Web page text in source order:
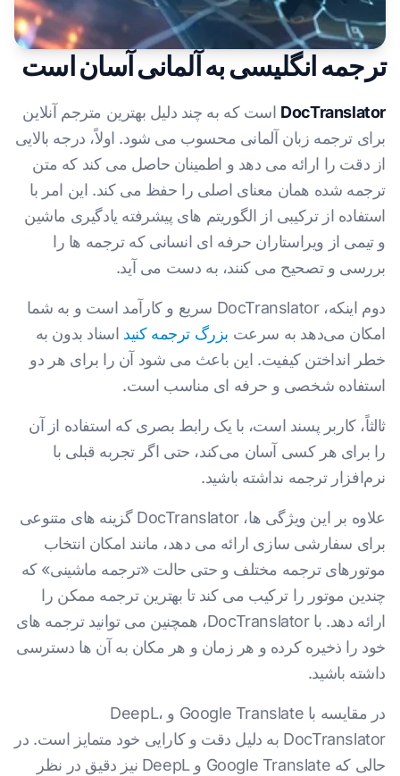
ترجمه انگلیسی به آلمانی آسان است
DocTranslator است که به چند دلیل بهترین مترجم آنلاین
برای ترجمه زبان آلمانی محسوب می شود. اولاً، درجه بالایی
از دقت را ارائه می دهد و اطمینان حاصل می کند که متن
ترجمه شده همان معنای اصلی را حفظ می کند. این امر با
استفاده از ترکیبی از الگوریتم های پیشرفته یادگیری ماشین
و تیمی از ویراستاران حرفه ای انسانی که ترجمه ها را
بررسی و تصحیح می کنند، به دست می آید.
دوم اینکه، DocTranslator سریع و کارآمد است و به شما
امکان می‌دهد به سرعت بزرگ ترجمه کنید اسناد بدون به
خطر انداختن کیفیت. این باعث می شود آن را برای هر دو
استفاده شخصی و حرفه ای مناسب است.
ثالثاً، کاربر پسند است، با یک رابط بصری که استفاده از آن
را برای هر کسی آسان می‌کند، حتی اگر تجربه قبلی با
نرم‌افزار ترجمه نداشته باشید.
علاوه بر این ویژگی ها، DocTranslator گزینه های متنوعی
برای سفارشی سازی ارائه می دهد، مانند امکان انتخاب
موتورهای ترجمه مختلف و حتی حالت «ترجمه ماشینی» که
چندین موتور را ترکیب می کند تا بهترین ترجمه ممکن را
ارائه دهد. با DocTranslator، همچنین می توانید ترجمه های
خود را ذخیره کرده و هر زمان و هر مکان به آن ها دسترسی
داشته باشید.
در مقایسه با Google Translate و DeepL،
DocTranslator به دلیل دقت و کارایی خود متمایز است. در
حالی که Google Translate و DeepL نیز دقیق در نظر